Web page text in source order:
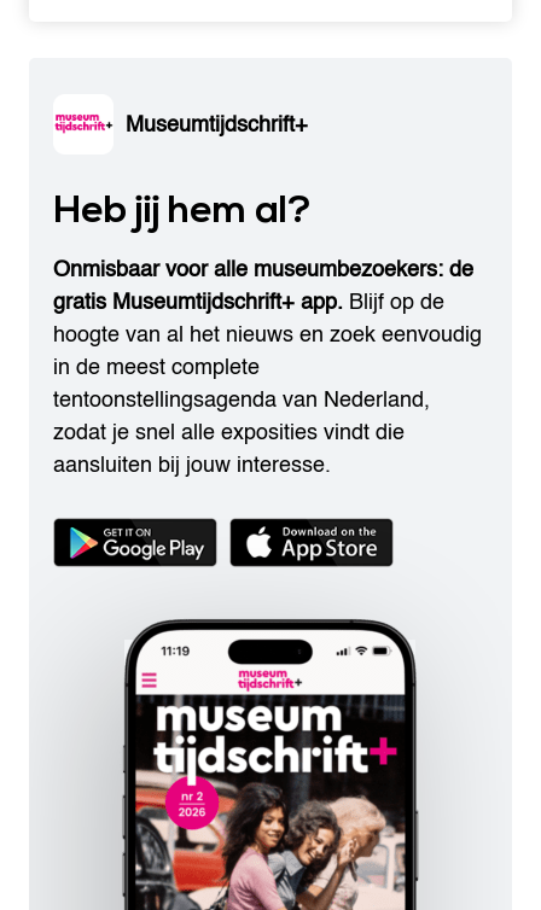
Museumtijdschrift+
Heb jij hem al?
Onmisbaar voor alle museumbezoekers: de
gratis Museumtijdschrift+ app. Blijf op de
hoogte van al het nieuws en zoek eenvoudig
in de meest complete
tentoonstellingsagenda van Nederland,
zodat je snel alle exposities vindt die
aansluiten bij jouw interesse.